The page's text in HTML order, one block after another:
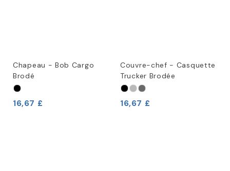
Chapeau - Bob Cargo
Brodé
16,67 £
Couvre-chef - Casquette
Trucker Brodée
16,67 £